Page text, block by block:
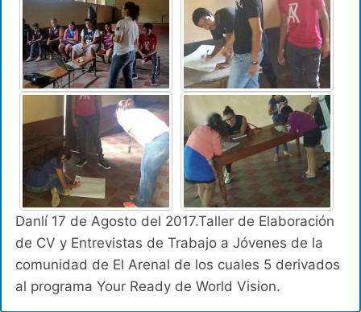
Danlí 17 de Agosto del 2017.Taller de Elaboración
de CV y Entrevistas de Trabajo a Jóvenes de la
comunidad de El Arenal de los cuales 5 derivados
al programa Your Ready de World Vision.